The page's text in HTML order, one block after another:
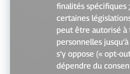
finalités spécifiques
certaines
peut être autorisé à
personnelles
s’y oppose (« opt-
dépendre du